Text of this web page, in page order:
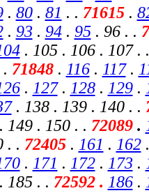
. 80. 81 . . 71615 .
. 93. 94. 95. 96 . .
. 105 . 106 . 107 .
71848. 116. 117.
. 127 . 128 . 129 .
. 138 . 139 . 140 . .
149 . 150 . . 72089 .
. . 72405. 161 . 162.
. 171 . 172. 173.
185 . . 72592 . 186.